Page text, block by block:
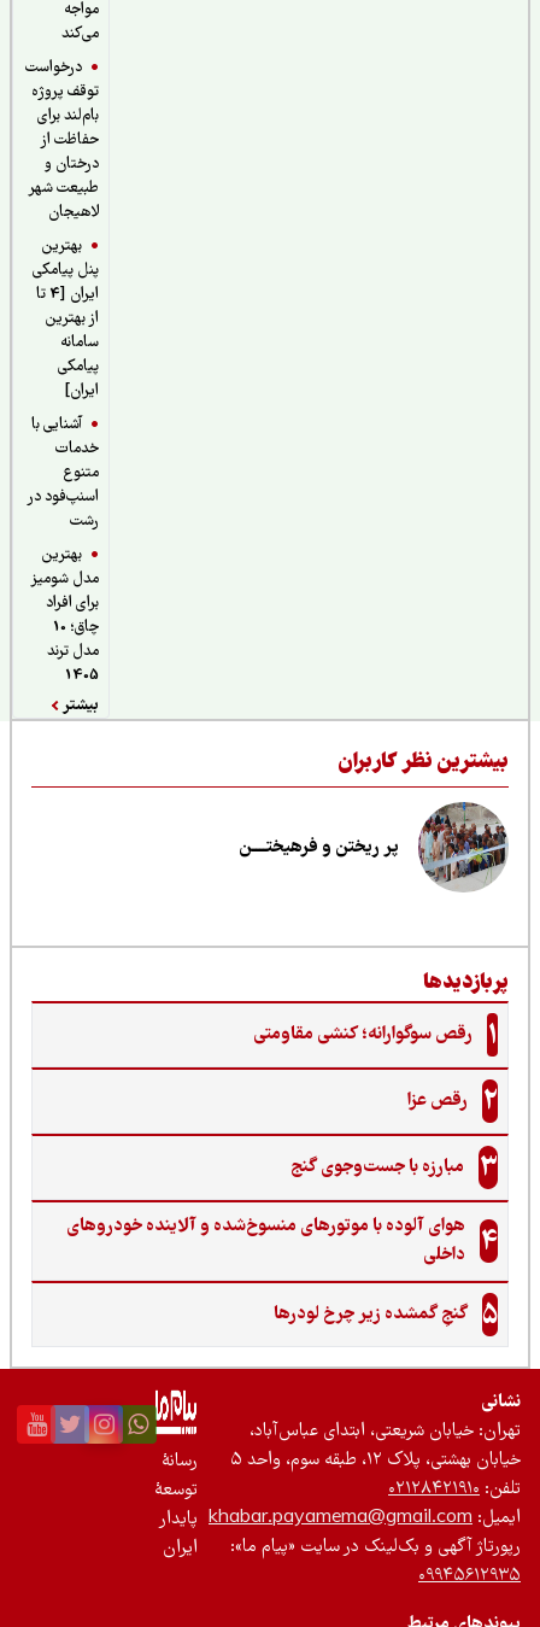
درخواست
توقف پروژه
بام‌لند برای
حفاظت از
درختان و
طبیعت شهر
لاهیجان
بهترین
پنل پیامکی
ایران [4 تا
از بهترین
سامانه
پیامکی
آشنایی با
خدمات
اسنپ‌فود در
بهترین
مدل شومیز
برای افراد
چاق؛ 10
مدل ترند
نظر کاربران
پر ریختن و فرهیختــــن
رقص سوگوارانه؛ کنشی مقاومتی
رقص عزا
مبارزه با جست‌وجوی گنج‌
هوای آلوده با موتورهای منسوخ‌شده و آلاینده خودروهای
داخلی
گنجِ گمشده زیر چرخ لودرها
خیابان شریعتی، ابتدای عباس‌آباد،
بهشتی، پلاک ۱۲، طبقه سوم، واحد ۵
۰۲۱۲۸۴۲۱۹۱۰
khabar.payamema@gmail.com
آگهی و بک‌لینک در سایت «پیام ما»:
رسانۀ
توسعۀ
پایدار
ایران